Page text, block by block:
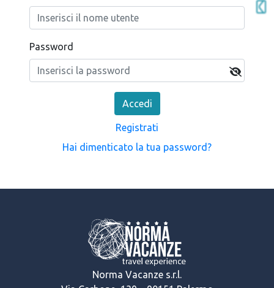
Password
Accedi
Registrati
Hai dimenticato la tua password?
Norma Vacanze s.r.l.